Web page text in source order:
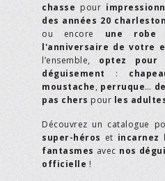
chasse pour
des années 20 charleston
ou encore une robe
l'anniversaire de votre
l’ensemble, optez pour
déguisement :
moustache, perruque…
pas chers pour les
Découvrez un catalogue
super-héros et incarnez
fantasmes avec nos
officielle !